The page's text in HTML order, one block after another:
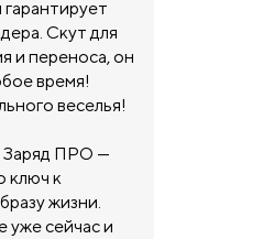
Скут для
и переноса, он
время!
веселья!
Заряд ПРО —
ключ к
жизни.
уже сейчас и